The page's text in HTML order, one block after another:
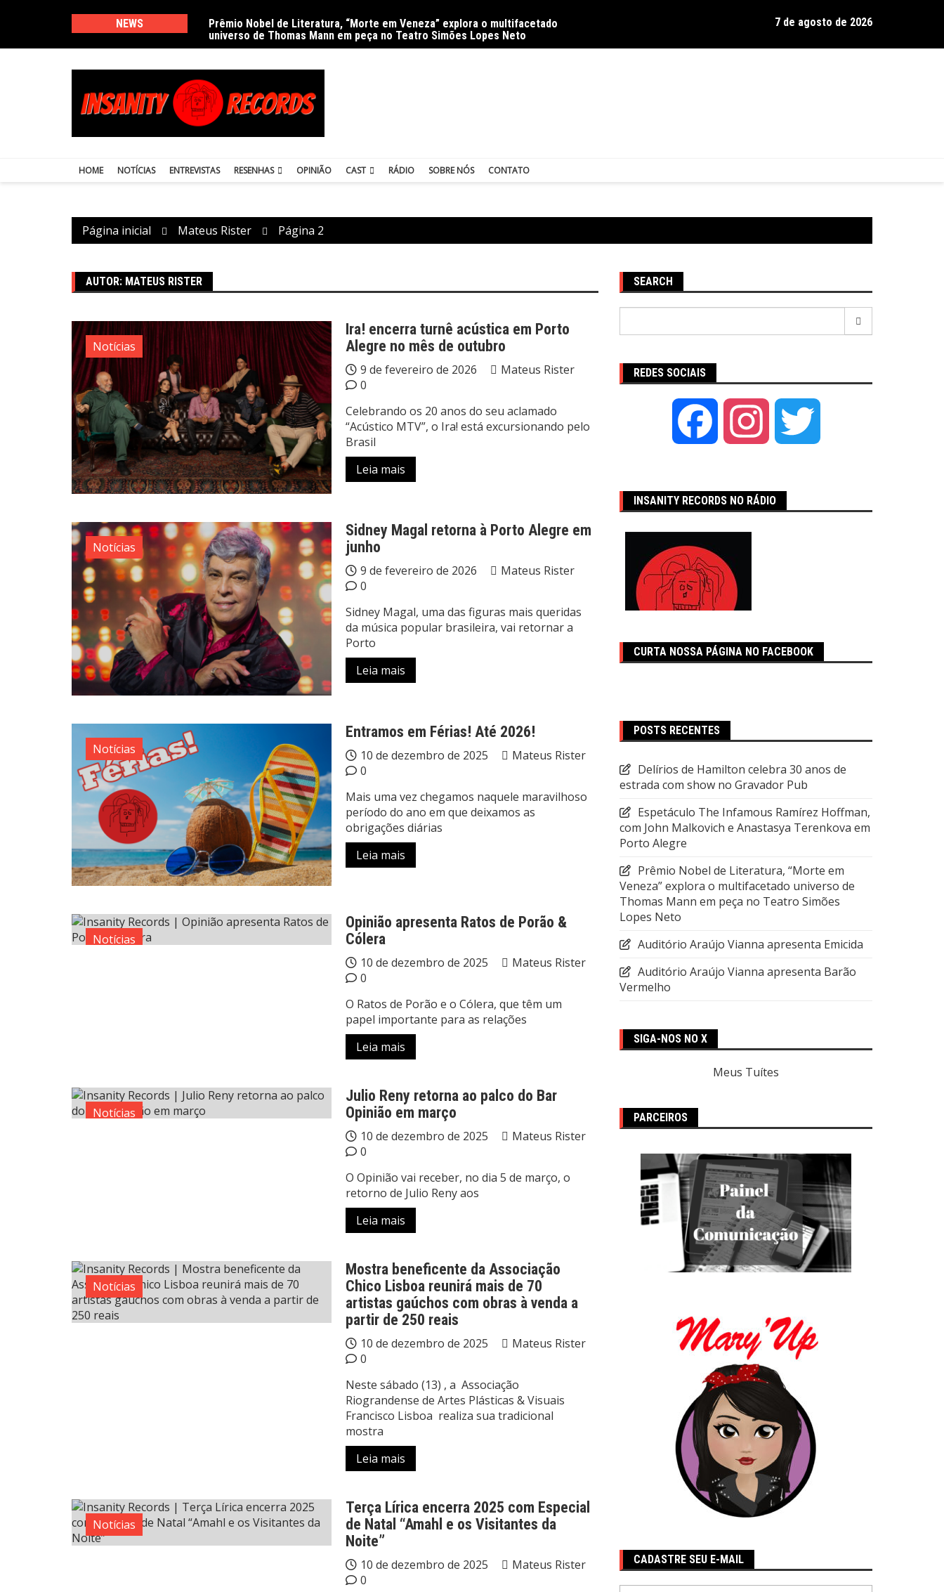
conteúdo
NEWS
Prêmio Nobel de Literatura, “Morte em Veneza” explora o multifacetado
universo de Thomas Mann em peça no Teatro Simões Lopes Neto
Delírios de Hamilton celebra 30 anos de estrada com show no Gravador
7 de agosto de 2026
HOME NOTÍCIAS ENTREVISTAS RESENHAS OPINIÃO CAST RÁDIO SOBRE NÓS CONTATO
Página inicial Mateus Rister Página 2
AUTOR: MATEUS RISTER
Notícias
Ira! encerra turnê acústica em Porto
Alegre no mês de outubro
9 de fevereiro de 2026
Mateus Rister
0
Celebrando os 20 anos do seu aclamado
“Acústico MTV”, o Ira! está excursionando pelo
Brasil
Leia mais
Notícias
Sidney Magal retorna à Porto Alegre em
junho
9 de fevereiro de 2026
Mateus Rister
0
Sidney Magal, uma das figuras mais queridas
da música popular brasileira, vai retornar a
Porto
Leia mais
Notícias
Entramos em Férias! Até 2026!
10 de dezembro de 2025
Mateus Rister
0
Mais uma vez chegamos naquele maravilhoso
período do ano em que deixamos as
obrigações diárias
Leia mais
Notícias
Opinião apresenta Ratos de Porão &
Cólera
10 de dezembro de 2025
Mateus Rister
0
O Ratos de Porão e o Cólera, que têm um
papel importante para as relações
Leia mais
Notícias
Julio Reny retorna ao palco do Bar
Opinião em março
10 de dezembro de 2025
Mateus Rister
0
O Opinião vai receber, no dia 5 de março, o
retorno de Julio Reny aos
Leia mais
Notícias
Mostra beneficente da Associação
Chico Lisboa reunirá mais de 70
artistas gaúchos com obras à venda a
partir de 250 reais
10 de dezembro de 2025
Mateus Rister
0
Neste sábado (13) , a Associação
Riograndense de Artes Plásticas & Visuais
Francisco Lisboa realiza sua tradicional
mostra
Leia mais
Notícias
Terça Lírica encerra 2025 com Especial
de Natal “Amahl e os Visitantes da
Noite”
10 de dezembro de 2025
Mateus Rister
0
SEARCH
REDES SOCIAIS
Facebook Instagram
INSANITY RECORDS NO RÁDIO
CURTA NOSSA PÁGINA NO FACEBOOK
POSTS RECENTES
Delírios de Hamilton celebra 30 anos de
estrada com show no Gravador Pub
Espetáculo The Infamous Ramírez Hoffman,
com John Malkovich e Anastasya Terenkova em
Porto Alegre
Prêmio Nobel de Literatura, “Morte em
Veneza” explora o multifacetado universo de
Thomas Mann em peça no Teatro Simões
Lopes Neto
Auditório Araújo Vianna apresenta Emicida
Auditório Araújo Vianna apresenta Barão
Vermelho
SIGA-NOS NO X
Meus Tuítes
PARCEIROS
CADASTRE SEU E-MAIL